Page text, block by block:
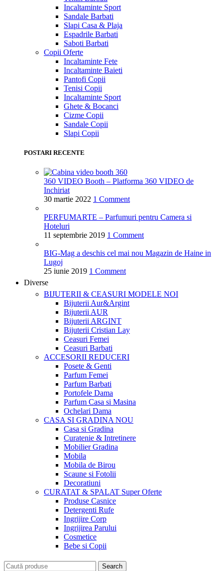
Incaltaminte Sport
Sandale Barbati
Slapi Casa & Plaja
Espadrile Barbati
Saboti Barbati
Copii Oferte
Incaltaminte Fete
Incaltaminte Baieti
Pantofi Copii
Tenisi Copii
Incaltaminte Sport
Ghete & Bocanci
Cizme Copii
Sandale Copii
Slapi Copii
POSTARI RECENTE
360 VIDEO Booth – Platforma 360 VIDEO de
Inchiriat
30 martie 2022 1 Comment
PERFUMARTE – Parfumuri pentru Camera si
Hoteluri
11 septembrie 2019 1 Comment
BIG-Mag a deschis cel mai nou Magazin de Haine in
Lugoj
25 iunie 2019 1 Comment
Diverse
BIJUTERII & CEASURI MODELE NOI
Bijuterii Aur&Argint
Bijuterii AUR
Bijuterii ARGINT
Bijuterii Cristian Lay
Ceasuri Femei
Ceasuri Barbati
ACCESORII REDUCERI
Posete & Genti
Parfum Femei
Parfum Barbati
Portofele Dama
Parfum Casa si Masina
Ochelari Dama
CASA SI GRADINANOU
Casa si Gradina
Curatenie & Intretinere
Mobilier Gradina
Mobila
Mobila de Birou
Scaune si Fotolii
Decoratiuni
CURATAT & SPALAT Super Oferte
Produse Casnice
Detergenti Rufe
Ingrijire Corp
Ingrijirea Parului
Cosmetice
Bebe si Copii
Search